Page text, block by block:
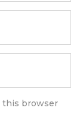
this browser